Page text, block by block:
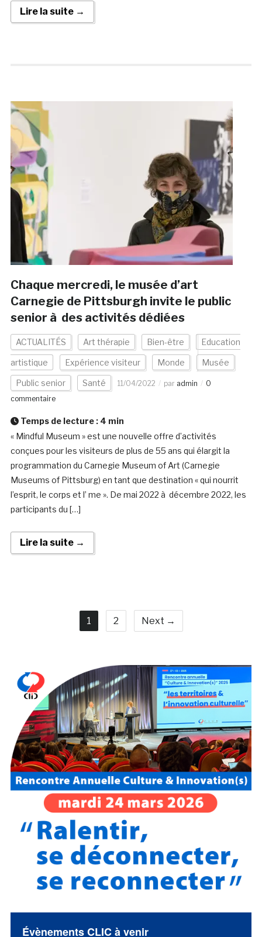
Lire la suite →
Chaque mercredi, le musée d’art
Carnegie de Pittsburgh invite le public
senior à des activités dédiées
ACTUALITÉS Art thérapie Bien-être Education
artistique Expérience visiteur Monde Musée
Public senior Santé 11/04/2022 par admin
0
commentaire
Temps de lecture : 4 min
« Mindful Museum » est une nouvelle offre d’activités
conçues pour les visiteurs de plus de 55 ans qui élargit la
programmation du Carnegie Museum of Art (Carnegie
Museums of Pittsburg) en tant que destination « qui nourrit
l’esprit, le corps et l’ me ». De mai 2022 à décembre 2022, les
participants du […]
Lire la suite →
1 2 Next →
Évènements CLIC à venir